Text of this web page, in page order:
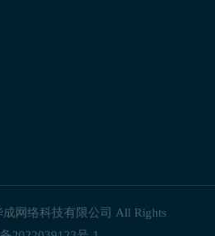
网络科技有限公司 All Rights